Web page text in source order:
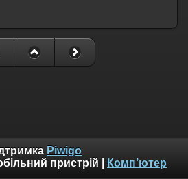
Piwigo
пристрій Комп’ютер